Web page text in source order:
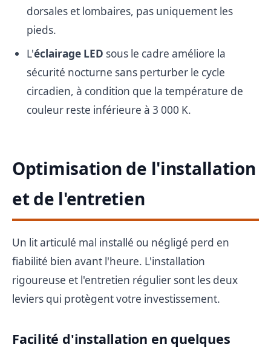
dorsales et lombaires, pas uniquement les
pieds.
L'éclairage LED sous le cadre améliore la
sécurité nocturne sans perturber le cycle
circadien, à condition que la température de
couleur reste inférieure à 3 000 K.
Optimisation de l'installation
et de l'entretien
Un lit articulé mal installé ou négligé perd en
fiabilité bien avant l'heure. L'installation
rigoureuse et l'entretien régulier sont les deux
leviers qui protègent votre investissement.
Facilité d'installation en quelques